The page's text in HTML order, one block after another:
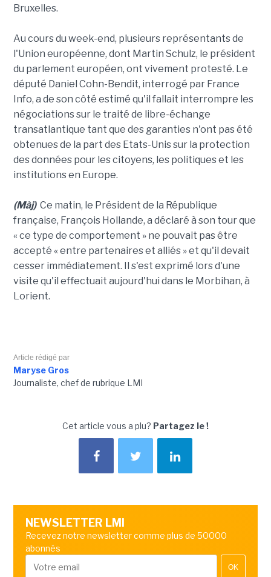
Bruxelles.
Au cours du week-end, plusieurs représentants de
l'Union européenne, dont Martin Schulz, le président
du parlement européen, ont vivement protesté. Le
député Daniel Cohn-Bendit, interrogé par France
Info, a de son côté estimé qu'il fallait interrompre les
négociations sur le traité de libre-échange
transatlantique tant que des garanties n'ont pas été
obtenues de la part des Etats-Unis sur la protection
des données pour les citoyens, les politiques et les
institutions en Europe.
(Màj) Ce matin, le Président de la République
française, François Hollande, a déclaré à son tour que
« ce type de comportement » ne pouvait pas être
accepté « entre partenaires et alliés » et qu'il devait
cesser immédiatement. Il s'est exprimé lors d'une
visite qu'il effectuait aujourd'hui dans le Morbihan, à
Lorient.
Article rédigé par
Maryse Gros
Journaliste, chef de rubrique LMI
Cet article vous a plu? Partagez le !
NEWSLETTER LMI
Recevez notre newsletter comme plus de 50000
abonnés
OK